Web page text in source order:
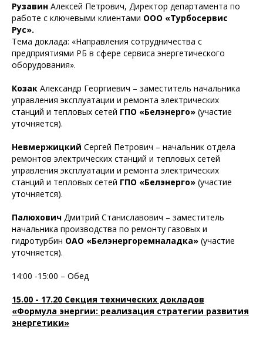
Рузавин Алексей Петрович, Директор департамента по
работе с ключевыми клиентами ООО «Турбосервис
Рус».
Тема доклада: «Направления сотрудничества с
предприятиями РБ в сфере сервиса энергетического
оборудования».
Козак Александр Георгиевич – заместитель начальника
управления эксплуатации и ремонта электрических
станций и тепловых сетей ГПО «Белэнерго» (участие
уточняется).
Невмержицкий Сергей Петрович – начальник отдела
ремонтов электрических станций и тепловых сетей
управления эксплуатации и ремонта электрических
станций и тепловых сетей ГПО «Белэнерго» (участие
уточняется).
Палюхович Дмитрий Станиславович – заместитель
начальника производства по ремонту газовых и
гидротурбин ОАО «Белэнергоремналадка» (участие
уточняется).
14:00 -15:00 – Обед
15.00 - 17.20 Секция технических докладов
«Формула энергии: реализация стратегии развития
энергетики»